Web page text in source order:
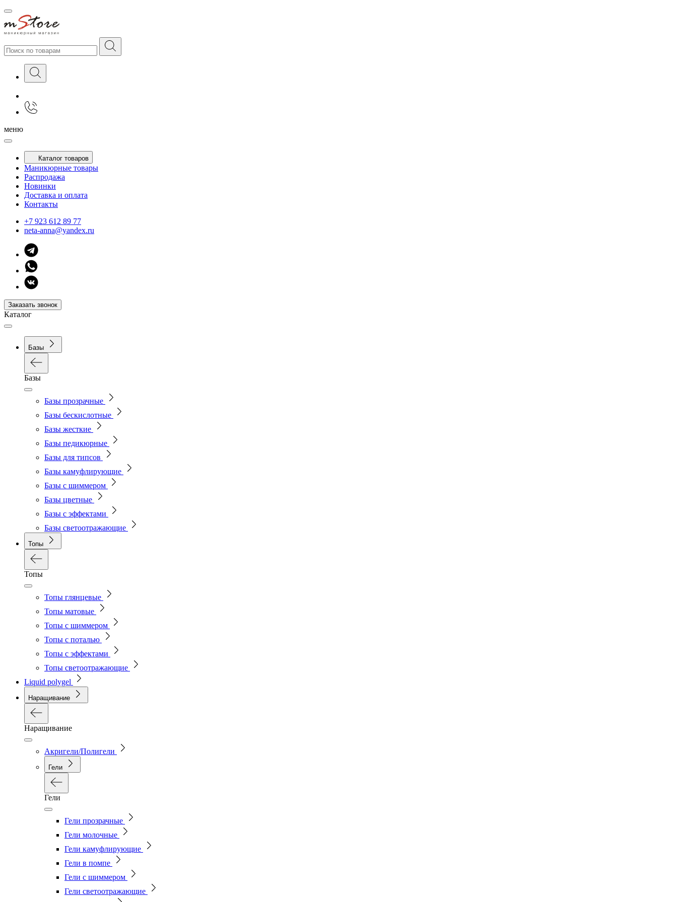
меню
Каталог товаров
Маникюрные товары
Распродажа
Новинки
Доставка и оплата
Контакты
+7 923 612 89 77
neta-anna@yandex.ru
Заказать звонок
Каталог
Базы
Базы
Базы прозрачные
Базы бескислотные
Базы жесткие
Базы педикюрные
Базы для типсов
Базы камуфлирующие
Базы с шиммером
Базы цветные
Базы с эффектами
Базы светоотражающие
Топы
Топы
Топы глянцевые
Топы матовые
Топы с шиммером
Топы с поталью
Топы с эффектами
Топы светоотражающие
Liquid polygel
Наращивание
Наращивание
Акригели/Полигели
Гели
Гели
Гели прозрачные
Гели молочные
Гели камуфлирующие
Гели в помпе
Гели с шиммером
Гели светоотражающие